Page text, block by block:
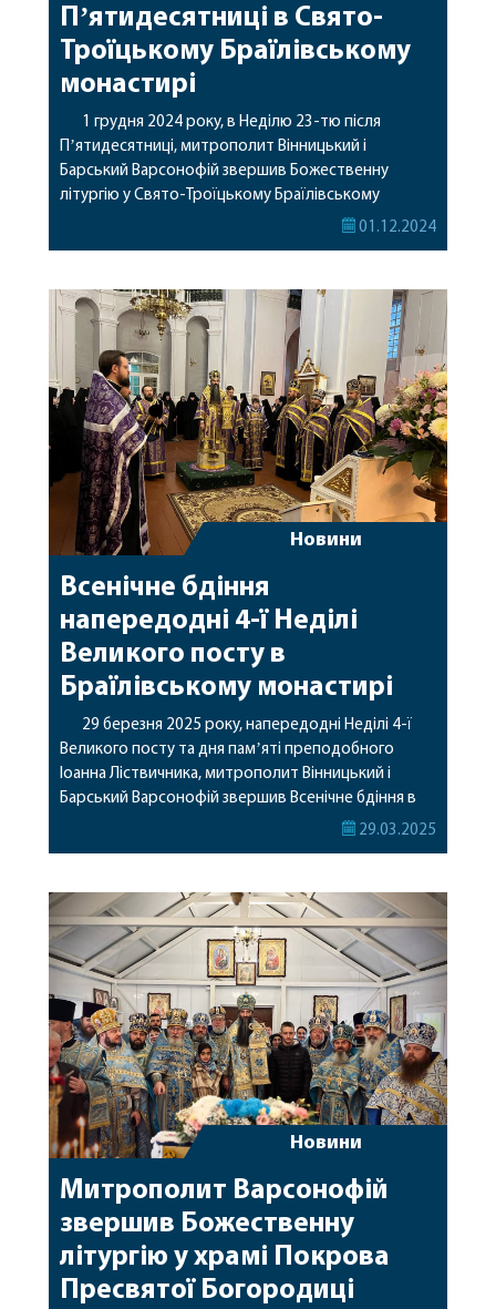
Пʼятидесятниці в Свято-
Троїцькому Браїлівському
монастирі
1 грудня 2024 року, в Неділю 23-тю після
Пʼятидесятниці, митрополит Вінницький і
Барський Варсонофій звершив Божественну
літургію у Свято-Троїцькому Браїлівському
жіночому монастирі. Його Високопреосвященству
богослужінням молилась настоятелька монастиря
ігуменя Антонія (Стеценко), сестри та парафіяни
святої обителі. За богослужінням були піднесені
молитви за перемогу і […]
01.12.2024
Новини
Всенічне бдіння
напередодні 4-ї Неділі
Великого посту в
Браїлівському монастирі
29 березня 2025 року, напередодні Неділі 4-ї
Великого посту та дня памʼяті преподобного
Іоанна Ліствичника, митрополит Вінницький і
Барський Варсонофій звершив Всенічне бдіння в
Свято-Троїцькому соборі Браїлівського жіночого
богослужінням також молилась настоятелька
Браїлівської обителі ігуменя Антонія (Стеценко),
сестри, парафіяни та паломники монастиря.
Богослужбові піснеспіви […]
29.03.2025
Новини
Митрополит Варсонофій
звершив Божественну
літургію у храмі Покрова
Пресвятої Богородиці